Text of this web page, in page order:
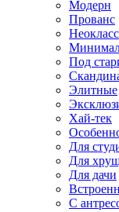
Модерн
Прованс
Под
Элитные
Хай-тек
Для
Для
Для дачи
С